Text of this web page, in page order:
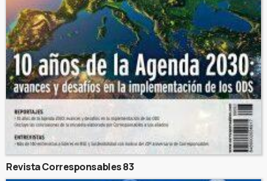
Revista Corresponsables 83